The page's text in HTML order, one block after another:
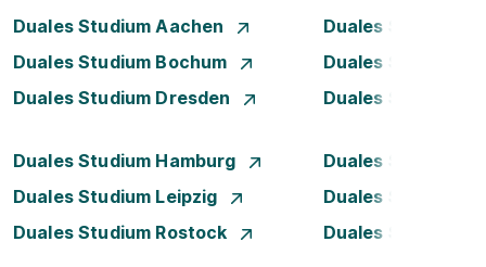
Duales Studium Aachen
Duales Studium
Duales Studium Bochum
Duales Studium
Duales Studium Dresden
Duales Studium
Duales Studium Hamburg
Duales Studium
Duales Studium Leipzig
Duales Studium
Duales Studium Rostock
Duales Studium